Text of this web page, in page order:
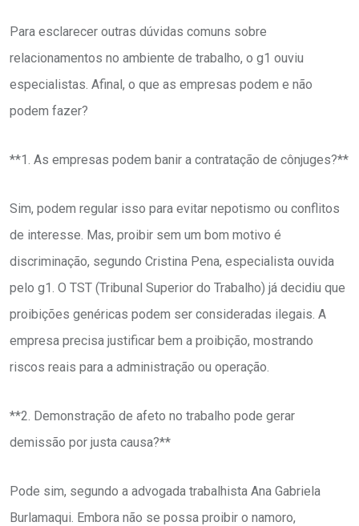
Para esclarecer outras dúvidas comuns sobre
relacionamentos no ambiente de trabalho, o g1 ouviu
especialistas. Afinal, o que as empresas podem e não
podem fazer?
**1. As empresas podem banir a contratação de cônjuges?**
Sim, podem regular isso para evitar nepotismo ou conflitos
de interesse. Mas, proibir sem um bom motivo é
discriminação, segundo Cristina Pena, especialista ouvida
pelo g1. O TST (Tribunal Superior do Trabalho) já decidiu que
proibições genéricas podem ser consideradas ilegais. A
empresa precisa justificar bem a proibição, mostrando
riscos reais para a administração ou operação.
**2. Demonstração de afeto no trabalho pode gerar
demissão por justa causa?**
Pode sim, segundo a advogada trabalhista Ana Gabriela
Burlamaqui. Embora não se possa proibir o namoro,